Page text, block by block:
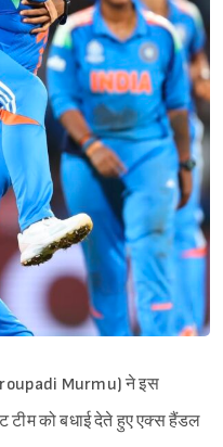
Droupadi Murmu) ने इस
टीम को बधाई देते हुए एक्स हैंडल